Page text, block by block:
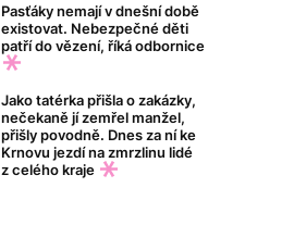
Pasťáky nemají v dnešní době
existovat. Nebezpečné děti
patří do vězení, říká odbornice
Jako tatérka přišla o zakázky,
nečekaně jí zemřel manžel,
přišly povodně. Dnes za ní ke
Krnovu jezdí na zmrzlinu lidé
z celého kraje